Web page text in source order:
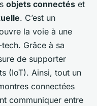
objets connectés et
. C’est un
la voie à une
Grâce à sa
de supporter
(IoT). Ainsi, tout un
connectées
communiquer entre